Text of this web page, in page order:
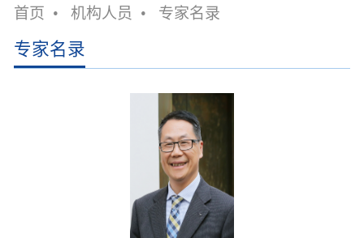
首页 • 机构人员 • 专家名录
专家名录